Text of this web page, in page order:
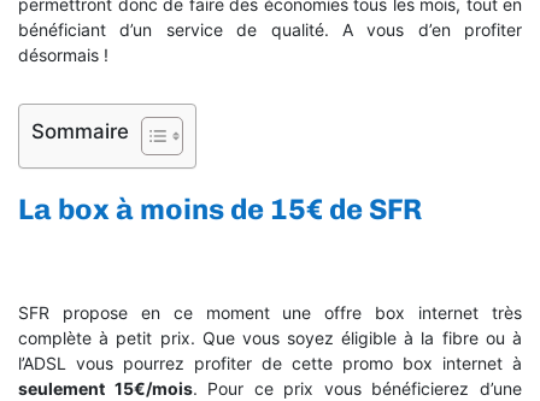
bénéficiant d’un service de qualité. A vous d’en profiter
désormais !
Sommaire
La box à moins de 15€ de SFR
SFR propose en ce moment une offre box internet très
complète à petit prix. Que vous soyez éligible à la fibre ou à
l’ADSL vous pourrez profiter de cette promo box internet à
seulement 15€/mois. Pour ce prix vous bénéficierez d’une